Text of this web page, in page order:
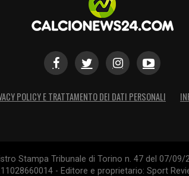
POLICY E TRATTAMENTO DEI DATI PERSONALI
Stampa Tribunale di Torino n. 47 del 07/
- Editore e proprietario: Sport